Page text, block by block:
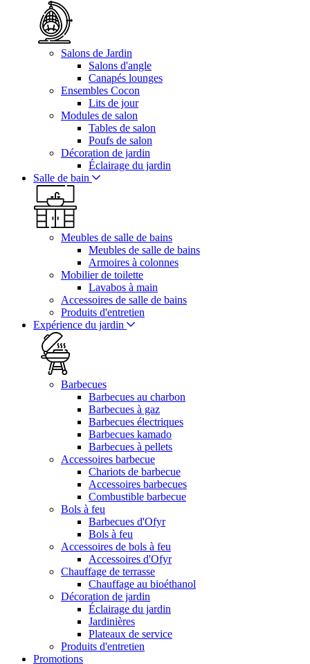
Salons de Jardin
Salons d'angle
Canapés lounges
Ensembles Cocon
Lits de jour
Modules de salon
Tables de salon
Poufs de salon
Décoration de jardin
Éclairage du jardin
Salle de bain
Meubles de salle de bains
Meubles de salle de bains
Armoires à colonnes
Mobilier de toilette
Lavabos à main
Accessoires de salle de bains
Produits d'entretien
Expérience du jardin
Barbecues
Barbecues au charbon
Barbecues à gaz
Barbecues électriques
Barbecues kamado
Barbecues à pellets
Accessoires barbecue
Chariots de barbecue
Accessoires barbecues
Combustible barbecue
Bols à feu
Barbecues d'Ofyr
Bols à feu
Accessoires de bols à feu
Accessoires d'Ofyr
Chauffage de terrasse
Chauffage au bioéthanol
Décoration de jardin
Éclairage du jardin
Jardinières
Plateaux de service
Produits d'entretien
Promotions